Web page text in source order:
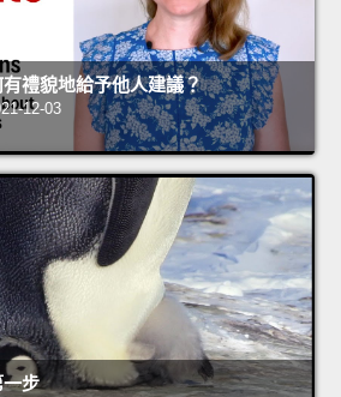
禮貌地給予他人建議？
12-03
步